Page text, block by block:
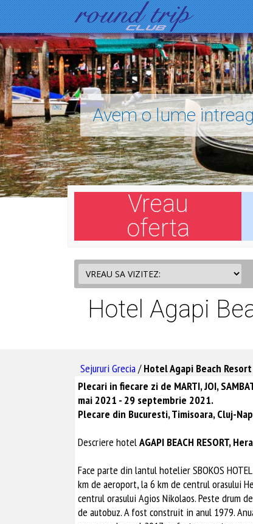
Avem o lume
Vreau
oferta
Hotel Agapi
Sejururi Grecia/Hotel Agapi Beach
Plecari in fiecare zi de MARTI, JOI,
mai 2021 - 29 septembrie 2021.
Plecare din Bucuresti, Timisoara, Cluj-
Descriere hotelAGAPI BEACH RESORT,
Face parte din lantul hotelier SBOKOS HOTEL
km de aeroport, la 6 km de centrul orasului
centrul orasului Agios Nikolaos. Peste drum
de autobuz. A fost construit in anul 1979.